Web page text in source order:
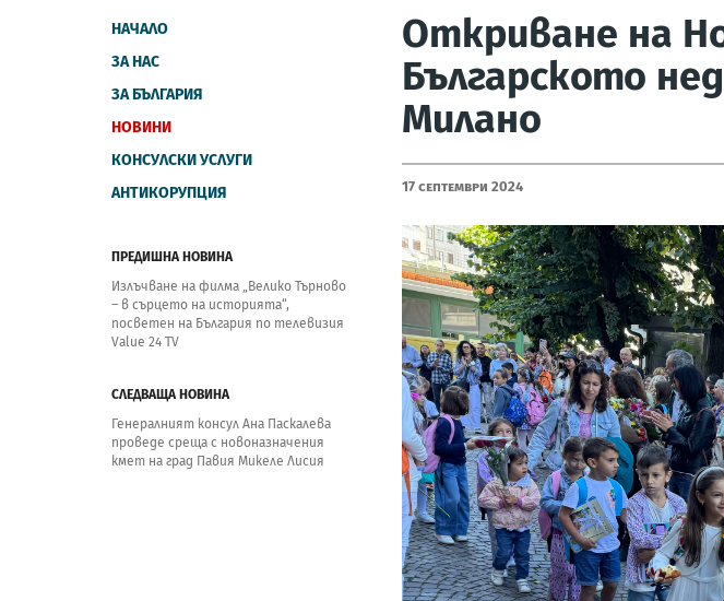
НАЧАЛО
ЗА НАС
ЗА БЪЛГАРИЯ
НОВИНИ
КОНСУЛСКИ УСЛУГИ
АНТИКОРУПЦИЯ
ПРЕДИШНА НОВИНА
Излъчване на филма „Велико Търново
– в сърцето на историята“,
посветен на България по телевизия
Value 24 TV
СЛЕДВАЩА НОВИНА
Генералният консул Ана Паскалева
проведе среща с новоназначения
кмет на град Павия Микеле Лисия
Откриване на
Българското
Милано
17 Септември 2024